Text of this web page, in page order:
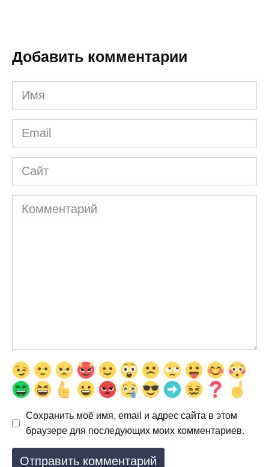
Добавить комментарии
Имя
*
Email
*
Сайт
Комментарий
Сохранить моё имя, email и адрес сайта в этом
браузере для последующих моих комментариев.